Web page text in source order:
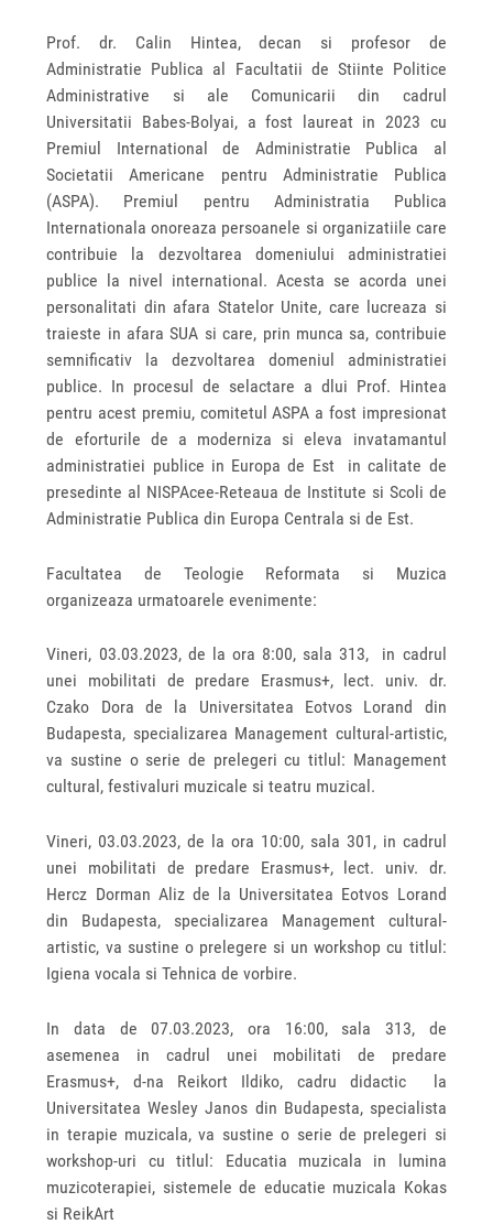
Prof. dr. Calin Hintea, decan si profesor de
Administratie Publica al Facultatii de Stiinte Politice
Administrative si ale Comunicarii din cadrul
Universitatii Babes-Bolyai, a fost laureat in 2023 cu
Premiul International de Administratie Publica al
Societatii Americane pentru Administratie Publica
(ASPA). Premiul pentru Administratia Publica
Internationala onoreaza persoanele si organizatiile care
contribuie la dezvoltarea domeniului administratiei
publice la nivel international. Acesta se acorda unei
personalitati din afara Statelor Unite, care lucreaza si
traieste in afara SUA si care, prin munca sa, contribuie
semnificativ la dezvoltarea domeniul administratiei
publice. In procesul de selactare a dlui Prof. Hintea
pentru acest premiu, comitetul ASPA a fost impresionat
de eforturile de a moderniza si eleva invatamantul
administratiei publice in Europa de Est in calitate de
presedinte al NISPAcee-Reteaua de Institute si Scoli de
Administratie Publica din Europa Centrala si de Est.
Facultatea de Teologie Reformata si Muzica
organizeaza urmatoarele evenimente:
Vineri, 03.03.2023, de la ora 8:00, sala 313, in cadrul
unei mobilitati de predare Erasmus+, lect. univ. dr.
Czako Dora de la Universitatea Eotvos Lorand din
Budapesta, specializarea Management cultural-artistic,
va sustine o serie de prelegeri cu titlul: Management
cultural, festivaluri muzicale si teatru muzical.
Vineri, 03.03.2023, de la ora 10:00, sala 301, in cadrul
unei mobilitati de predare Erasmus+, lect. univ. dr.
Hercz Dorman Aliz de la Universitatea Eotvos Lorand
din Budapesta, specializarea Management cultural-
artistic, va sustine o prelegere si un workshop cu titlul:
Igiena vocala si Tehnica de vorbire.
In data de 07.03.2023, ora 16:00, sala 313, de
asemenea in cadrul unei mobilitati de predare
Erasmus+, d-na Reikort Ildiko, cadru didactic la
Universitatea Wesley Janos din Budapesta, specialista
in terapie muzicala, va sustine o serie de prelegeri si
workshop-uri cu titlul: Educatia muzicala in lumina
muzicoterapiei, sistemele de educatie muzicala Kokas
si ReikArt